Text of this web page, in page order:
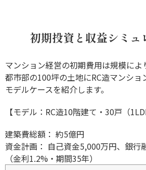
初期投資と収益シミュ
マンション経営の初期費用は規模に
都市部の100坪の土地にRC造マンショ
モデルケースを紹介します。
【モデル：RC造10階建て・30戸（
建築費総額： 約5億円
資金計画： 自己資金5,000万円、銀行
（金利1.2%・期間35年）